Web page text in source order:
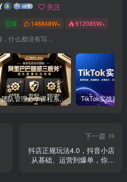
关注
0 146848W+ 612085W+
，什么都没有写...
团队管理必学课程系列，阿里巴巴“腿部三板斧”
下一篇
抖店正规玩法4.0，抖音小店
从基础、运营到爆单，你值